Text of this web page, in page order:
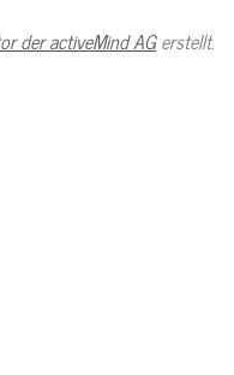
der activeMind AGerstellt.